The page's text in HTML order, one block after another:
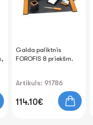
Galda paliktnis
FOROFIS 8 priekšm.
Artikuls: 91786
114.10€